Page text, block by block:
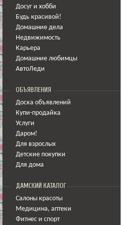
Досуг и хобби
Будь красивой!
Домашние дела
Недвижимость
Карьера
Домашние любимцы
АвтоЛеди
ОБЪЯВЛЕНИЯ
Доска объявлений
Купи-продайка
Услуги
Даром!
Для взрослых
Детские покупки
Для дома
ДАМСКИЙ КАТАЛОГ
Салоны красоты
Медицина, аптеки
Фитнес и спорт